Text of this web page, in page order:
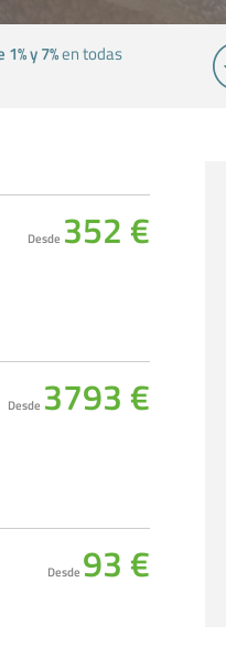
y 7%en todas
Desde 352 €
Desde 3793 €
Desde 93 €